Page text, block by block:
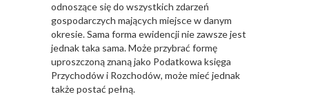
odnoszące się do wszystkich zdarzeń
gospodarczych mających miejsce w danym
okresie. Sama forma ewidencji nie zawsze jest
jednak taka sama. Może przybrać formę
uproszczoną znaną jako Podatkowa księga
Przychodów i Rozchodów, może mieć jednak
także postać pełną.